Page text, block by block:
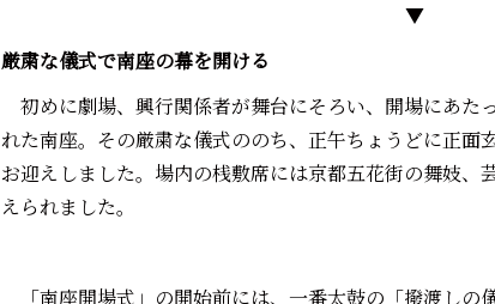
▼
厳粛な儀式で南座の幕を開ける
初めに劇場、興行関係者が舞台にそろい、開場にあた
れた南座。その厳粛な儀式ののち、正午ちょうどに正面
お迎えしました。場内の桟敷席には京都五花街の舞妓、
えられました。
「南座開場式」の開始前には、一番太鼓の「撥渡しの